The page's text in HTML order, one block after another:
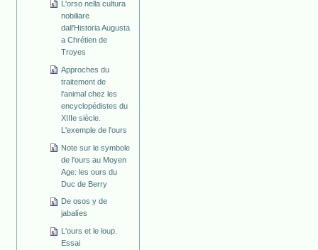
L'orso nella cultura
nobiliare
dall'Historia Augusta
a Chrétien de
Troyes
Approches du
traitement de
l'animal chez les
encyclopédistes du
XIIIe siècle.
L'exemple de l'ours
Note sur le symbole
de l'ours au Moyen
Age: les ours du
Duc de Berry
De osos y de
jabalíes
L'ours et le loup.
Essai